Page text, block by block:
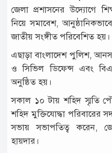
জেলা প্রশাসনের উদ্যোগে
নিয়ে সমাবেশ,
জাতীয় সংঙ্গীত পরিবেশিত হয়।
এছাড়া বাংলাদেশ পুলিশ,
ও সিভিল ডিফেন্স এবং
অনুষ্ঠিত হয়।
সকাল ১০ টায় শহিদ স্মৃতি
শহিদ মুক্তিযোদ্ধা পরিবারের
সভায় সভাপতিত্ব করেন,
হায়দার।